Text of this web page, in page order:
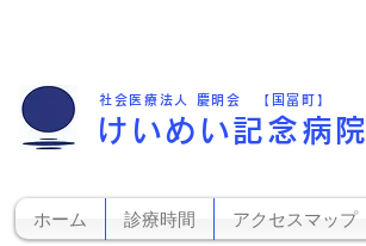
社会医療法人 慶明会 【国富町】
けいめい記念病院
ホーム 診療時間 アクセスマップ